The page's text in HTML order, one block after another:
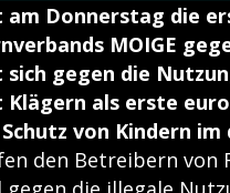
Donnerstag die
MOIGE
gegen die
als erste
von Kindern
den Betreibern von